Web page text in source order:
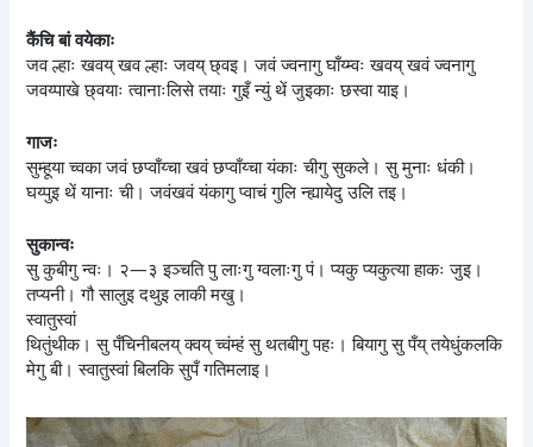
कैंचि बां वयेकाः
जव ल्हाः खवय् खव ल्हाः जवय् छ्वइ। जवं ज्वनागु घाँय्म्वः खवय् खवं ज्वनागु
जवय्पाखे छ्वयाः त्वानाःलिसे तयाः गुइँ न्युं थें जुइकाः छस्वा याइ।
गाजः
सुम्हूया च्वका जवं छप्वाँय्चा खवं छप्वाँय्चा यंकाः चीगु सुकले। सु मुनाः धंकी।
घय्पुइ थें यानाः ची। जवंखवं यंकागु प्वाचं गुलि न्ह्यायेदु उलि तइ।
सुकान्वः
सु कुबीगु न्वः। २—३ इञ्चति पु लाःगु ग्वलाःगु पं। प्यकु प्यकुत्या हाकः जुइ।
तप्यनी। गौ सालुइ दथुइ लाकी मखु।
स्वातुस्वां
थितुंथीक। सु पँचिनीबलय् क्वय् च्वंम्हं सु थतबीगु पहः। बियागु सु पँय् तयेधुंकलकि
मेगु बी। स्वातुस्वां बिलकि सुपँ गतिमलाइ।